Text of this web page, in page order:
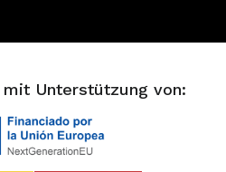
Unterstützung von: